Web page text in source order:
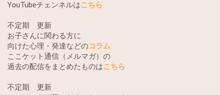
YouTubeチェンネルはこちら
不定期 更新
お子さんに関わる方に
向けた心理・発達などのコラム
ここケット通信（メルマガ）の
過去の配信をまとめたものはこちら
不定期 更新